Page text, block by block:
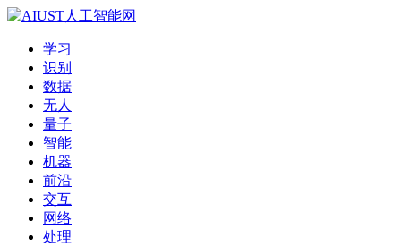
学习
识别
数据
无人
量子
智能
机器
前沿
交互
网络
处理